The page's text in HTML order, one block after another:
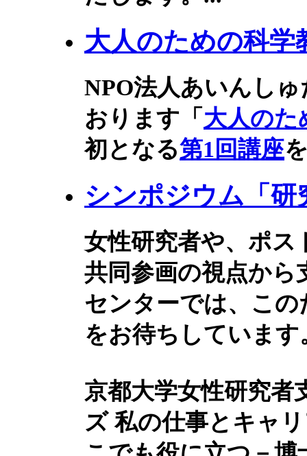
大人のための科学
NPO法人あいんし
おります「 大人のた
初となる第1回講座
シンポジウム「研
女性研究者や、ポス
共同参画の視点から
センターでは、こ
をお待ちしています
京都大学女性研究者
ズ 私の仕事とキャ